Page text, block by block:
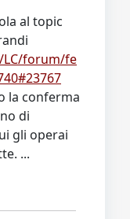
al topic
forum/fe
la conferma
di
gli operai
...